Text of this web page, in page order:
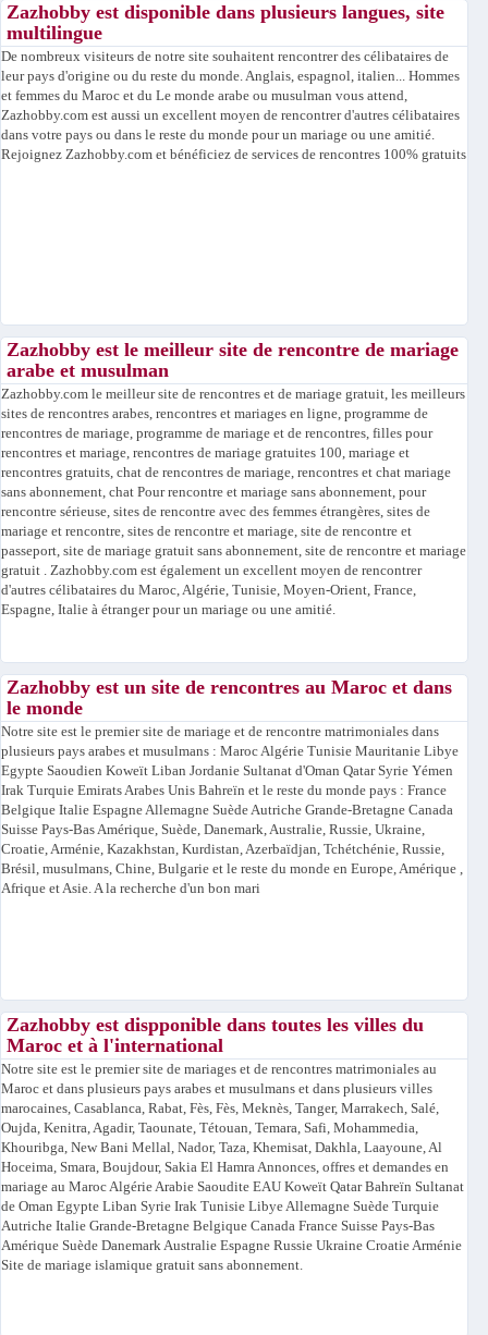
Zazhobby est disponible dans plusieurs langues, site
multilingue
De nombreux visiteurs de notre site souhaitent rencontrer des célibataires de
leur pays d'origine ou du reste du monde. Anglais, espagnol, italien... Hommes
et femmes du Maroc et du Le monde arabe ou musulman vous attend,
Zazhobby.com est aussi un excellent moyen de rencontrer d'autres célibataires
dans votre pays ou dans le reste du monde pour un mariage ou une amitié.
Rejoignez Zazhobby.com et bénéficiez de services de rencontres 100% gratuits
Zazhobby est le meilleur site de rencontre de mariage
arabe et musulman
Zazhobby.com le meilleur site de rencontres et de mariage gratuit, les meilleurs
sites de rencontres arabes, rencontres et mariages en ligne, programme de
rencontres de mariage, programme de mariage et de rencontres, filles pour
rencontres et mariage, rencontres de mariage gratuites 100, mariage et
rencontres gratuits, chat de rencontres de mariage, rencontres et chat mariage
sans abonnement, chat Pour rencontre et mariage sans abonnement, pour
rencontre sérieuse, sites de rencontre avec des femmes étrangères, sites de
mariage et rencontre, sites de rencontre et mariage, site de rencontre et
passeport, site de mariage gratuit sans abonnement, site de rencontre et mariage
gratuit . Zazhobby.com est également un excellent moyen de rencontrer
d'autres célibataires du Maroc, Algérie, Tunisie, Moyen-Orient, France,
Espagne, Italie à étranger pour un mariage ou une amitié.
Zazhobby est un site de rencontres au Maroc et dans
le monde
Notre site est le premier site de mariage et de rencontre matrimoniales dans
plusieurs pays arabes et musulmans : Maroc Algérie Tunisie Mauritanie Libye
Egypte Saoudien Koweït Liban Jordanie Sultanat d'Oman Qatar Syrie Yémen
Irak Turquie Emirats Arabes Unis Bahreïn et le reste du monde pays : France
Belgique Italie Espagne Allemagne Suède Autriche Grande-Bretagne Canada
Suisse Pays-Bas Amérique, Suède, Danemark, Australie, Russie, Ukraine,
Croatie, Arménie, Kazakhstan, Kurdistan, Azerbaïdjan, Tchétchénie, Russie,
Brésil, musulmans, Chine, Bulgarie et le reste du monde en Europe, Amérique ,
Afrique et Asie. A la recherche d'un bon mari
Zazhobby est dispponible dans toutes les villes du
Maroc et à l'international
Notre site est le premier site de mariages et de rencontres matrimoniales au
Maroc et dans plusieurs pays arabes et musulmans et dans plusieurs villes
marocaines, Casablanca, Rabat, Fès, Fès, Meknès, Tanger, Marrakech, Salé,
Oujda, Kenitra, Agadir, Taounate, Tétouan, Temara, Safi, Mohammedia,
Khouribga, New Bani Mellal, Nador, Taza, Khemisat, Dakhla, Laayoune, Al
Hoceima, Smara, Boujdour, Sakia El Hamra Annonces, offres et demandes en
mariage au Maroc Algérie Arabie Saoudite EAU Koweït Qatar Bahreïn Sultanat
de Oman Egypte Liban Syrie Irak Tunisie Libye Allemagne Suède Turquie
Autriche Italie Grande-Bretagne Belgique Canada France Suisse Pays-Bas
Amérique Suède Danemark Australie Espagne Russie Ukraine Croatie Arménie
Site de mariage islamique gratuit sans abonnement.